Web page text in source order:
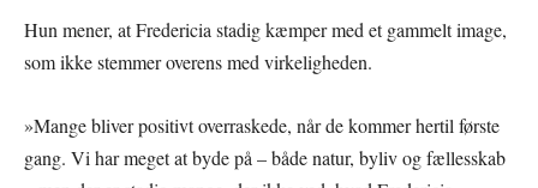
Hun mener, at Fredericia stadig kæmper med et gammelt image,
som ikke stemmer overens med virkeligheden.
»Mange bliver positivt overraskede, når de kommer hertil første
gang. Vi har meget at byde på – både natur, byliv og fællesskab